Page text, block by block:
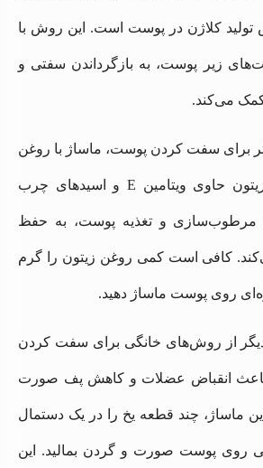
تولید کلاژن در پوست است. این روش با
زیر پوست، به بازگرداندن سفتی و
می‌کند.
برای سفت کردن پوست، ماساژ با روغن
زیتون است. روغن زیتون حاوی ویتامین E و اسیدهای چرب
و تغذیه پوست، به حفظ
کافی است کمی روغن زیتون را گرم
روی پوست ماساژ دهید.
دیگر از روش‌های خانگی برای سفت کردن
انقباض عضلات و کاهش پف صورت
ماساژ، چند قطعه یخ را در یک دستمال
روی پوست صورت و گردن بمالید. این